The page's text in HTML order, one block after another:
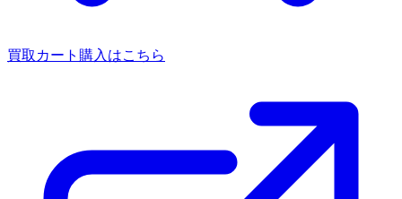
買取カート 購入はこちら